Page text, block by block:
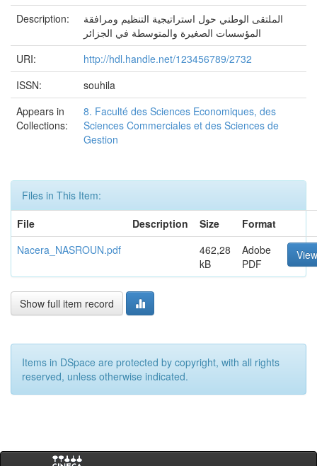
Description:
الملتقى الوطني حول استراتيجية التنظيم ومرافقة
المؤسسات الصغيرة والمتوسطة في الجزائر
URI:
http://hdl.handle.net/123456789/2732
ISSN:
souhila
Appears in
Collections:
8. Faculté des Sciences Economiques, des
Sciences Commerciales et des Sciences de
Gestion
Files in This Item:
File
Description Size
Format
Nacera_NASROUN.pdf
462,28
kB
Adobe
PDF
Show full item record
Items in DSpace are protected by copyright, with all rights
reserved, unless otherwise indicated.